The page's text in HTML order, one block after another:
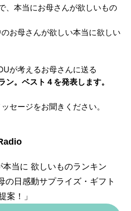
、本当にお母さんが欲しいもの
お母さんが欲しい本当に欲しい
が考えるお母さんに送る
ン。ベスト４を発表します。
セージをお聞きください。
本当に 欲しいものランキン
の日感動サプライズ・ギフト
案！」